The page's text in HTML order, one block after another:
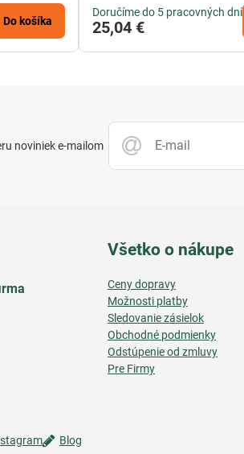
Do košíka
Doručíme do 5 pracovných dní
25,04 €
noviniek e-mailom
Blog
Všetko o nákupe
Ceny dopravy
Možnosti platby
Sledovanie zásielok
Obchodné podmienky
Odstúpenie od zmluvy
Pre Firmy